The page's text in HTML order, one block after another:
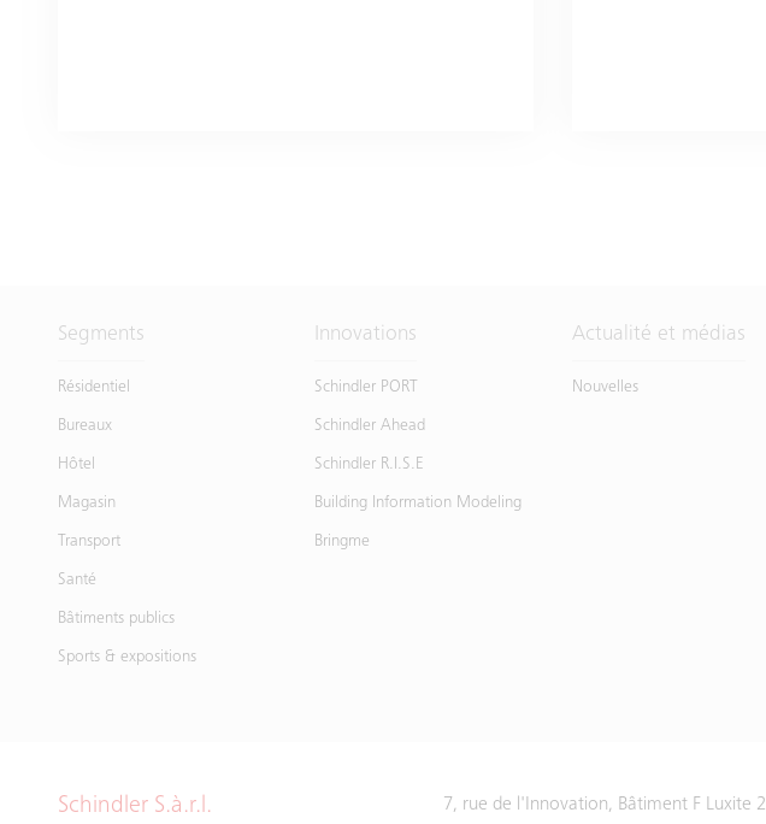
Segments
Résidentiel
Bureaux
Hôtel
Magasin
Transport
Santé
Bâtiments publics
Sports & expositions
Innovations
Schindler PORT
Schindler Ahead
Schindler R.I.S.E
Building Information Modeling
Bringme
Actualité et médias
Nouvelles
Schindler S.à.r.l.
7, rue de l'Innovation, Bâtiment F Luxite 2